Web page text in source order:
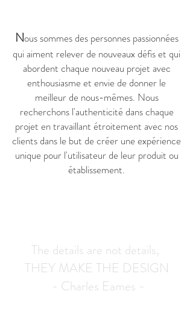
Nous sommes des personnes passionnées
qui aiment relever de nouveaux défis et qui
abordent chaque nouveau projet avec
enthousiasme et envie de donner le
meilleur de nous-mêmes. Nous
recherchons l'authenticité dans chaque
projet en travaillant étroitement avec nos
clients dans le but de créer une expérience
unique pour l'utilisateur de leur produit ou
établissement.
The details are not details,
THEY MAKE THE DESIGN
- Charles Eames -